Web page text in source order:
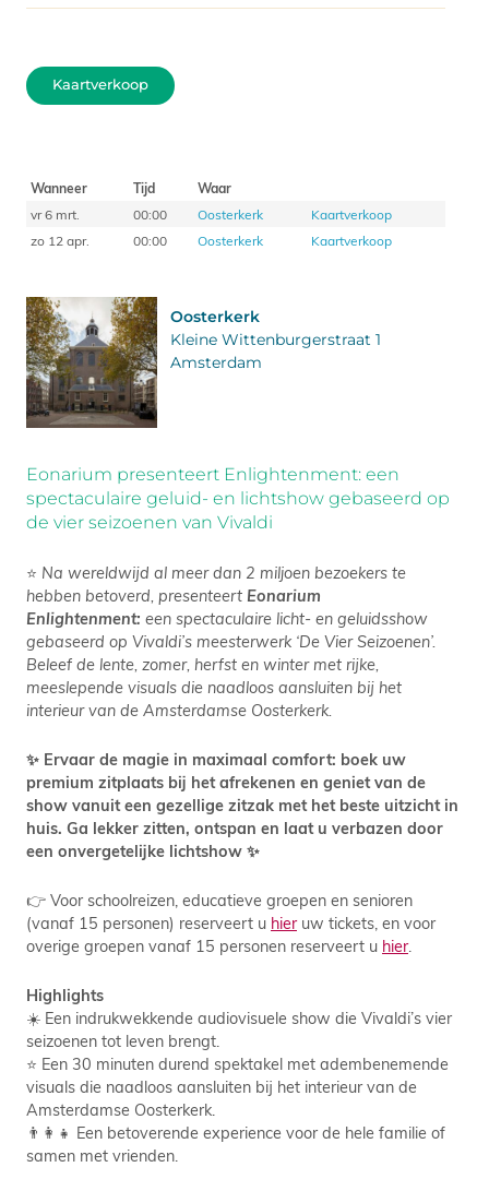
Kaartverkoop
Wanneer Tijd
Waar
vr 6 mrt.
00:00 Oosterkerk
Kaartverkoop
zo 12 apr.
00:00 Oosterkerk Kaartverkoop
Oosterkerk
Kleine Wittenburgerstraat 1
Amsterdam
Eonarium presenteert Enlightenment: een
spectaculaire geluid- en lichtshow gebaseerd op
de vier seizoenen van Vivaldi
⭐ Na wereldwijd al meer dan 2 miljoen bezoekers te
hebben betoverd, presenteert Eonarium
Enlightenment: een spectaculaire licht- en geluidsshow
gebaseerd op Vivaldi’s meesterwerk ‘De Vier Seizoenen’.
Beleef de lente, zomer, herfst en winter met rijke,
meeslepende visuals die naadloos aansluiten bij het
interieur van de Amsterdamse Oosterkerk.
✨ Ervaar de magie in maximaal comfort: boek uw
premium zitplaats bij het afrekenen en geniet van de
show vanuit een gezellige zitzak met het beste uitzicht in
huis. Ga lekker zitten, ontspan en laat u verbazen door
een onvergetelijke lichtshow ✨
👉 Voor schoolreizen, educatieve groepen en senioren
(vanaf 15 personen) reserveert u hieruw tickets, en voor
overige groepen vanaf 15 personen reserveert u hier.
Highlights
☀️ Een indrukwekkende audiovisuele show die Vivaldi’s vier
seizoenen tot leven brengt.
⭐ Een 30 minuten durend spektakel met adembenemende
visuals die naadloos aansluiten bij het interieur van de
Amsterdamse Oosterkerk.
👨‍👩‍👧 Een betoverende experience voor de hele familie of
samen met vrienden.